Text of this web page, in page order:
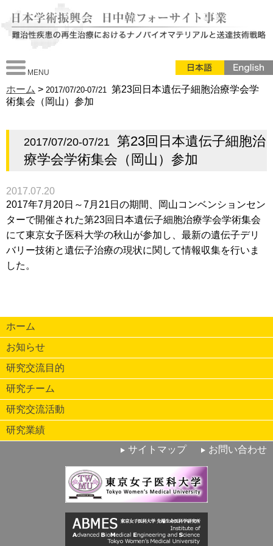
MENU
ホーム > 2017/07/20-07/21
第23回日本遺伝子細胞治療学会学
術集会（岡山）参加
2017/07/20-07/21
第23回日本遺伝子細胞治
療学会学術集会（岡山）参加
2017.07.20
2017年7月20日～7月21日の期間、岡山コンベンションセン
ターで開催された第23回日本遺伝子細胞治療学会学術集会
にて東京女子医科大学の秋山が参加し、最新の遺伝子デリ
バリー技術と遺伝子治療の現状に関して情報収集を行いま
した。
ホーム
お知らせ
研究交流目的
研究チーム
研究交流活動
研究業績
サイトマップ
お問い合わせ